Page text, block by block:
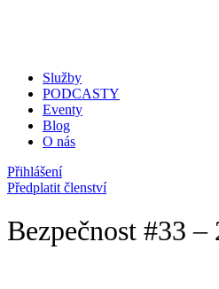
Služby
PODCASTY
Eventy
Blog
O nás
Přihlášení
Předplatit členství
Bezpečnost #33 –